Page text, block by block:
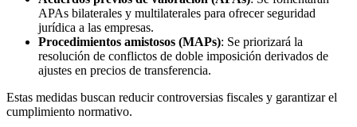
APAs bilaterales y multilaterales para ofrecer seguridad
jurídica a las empresas.
Procedimientos amistosos (MAPs): Se priorizará la
resolución de conflictos de doble imposición derivados de
ajustes en precios de transferencia.
Estas medidas buscan reducir controversias fiscales y garantizar el
cumplimiento normativo.